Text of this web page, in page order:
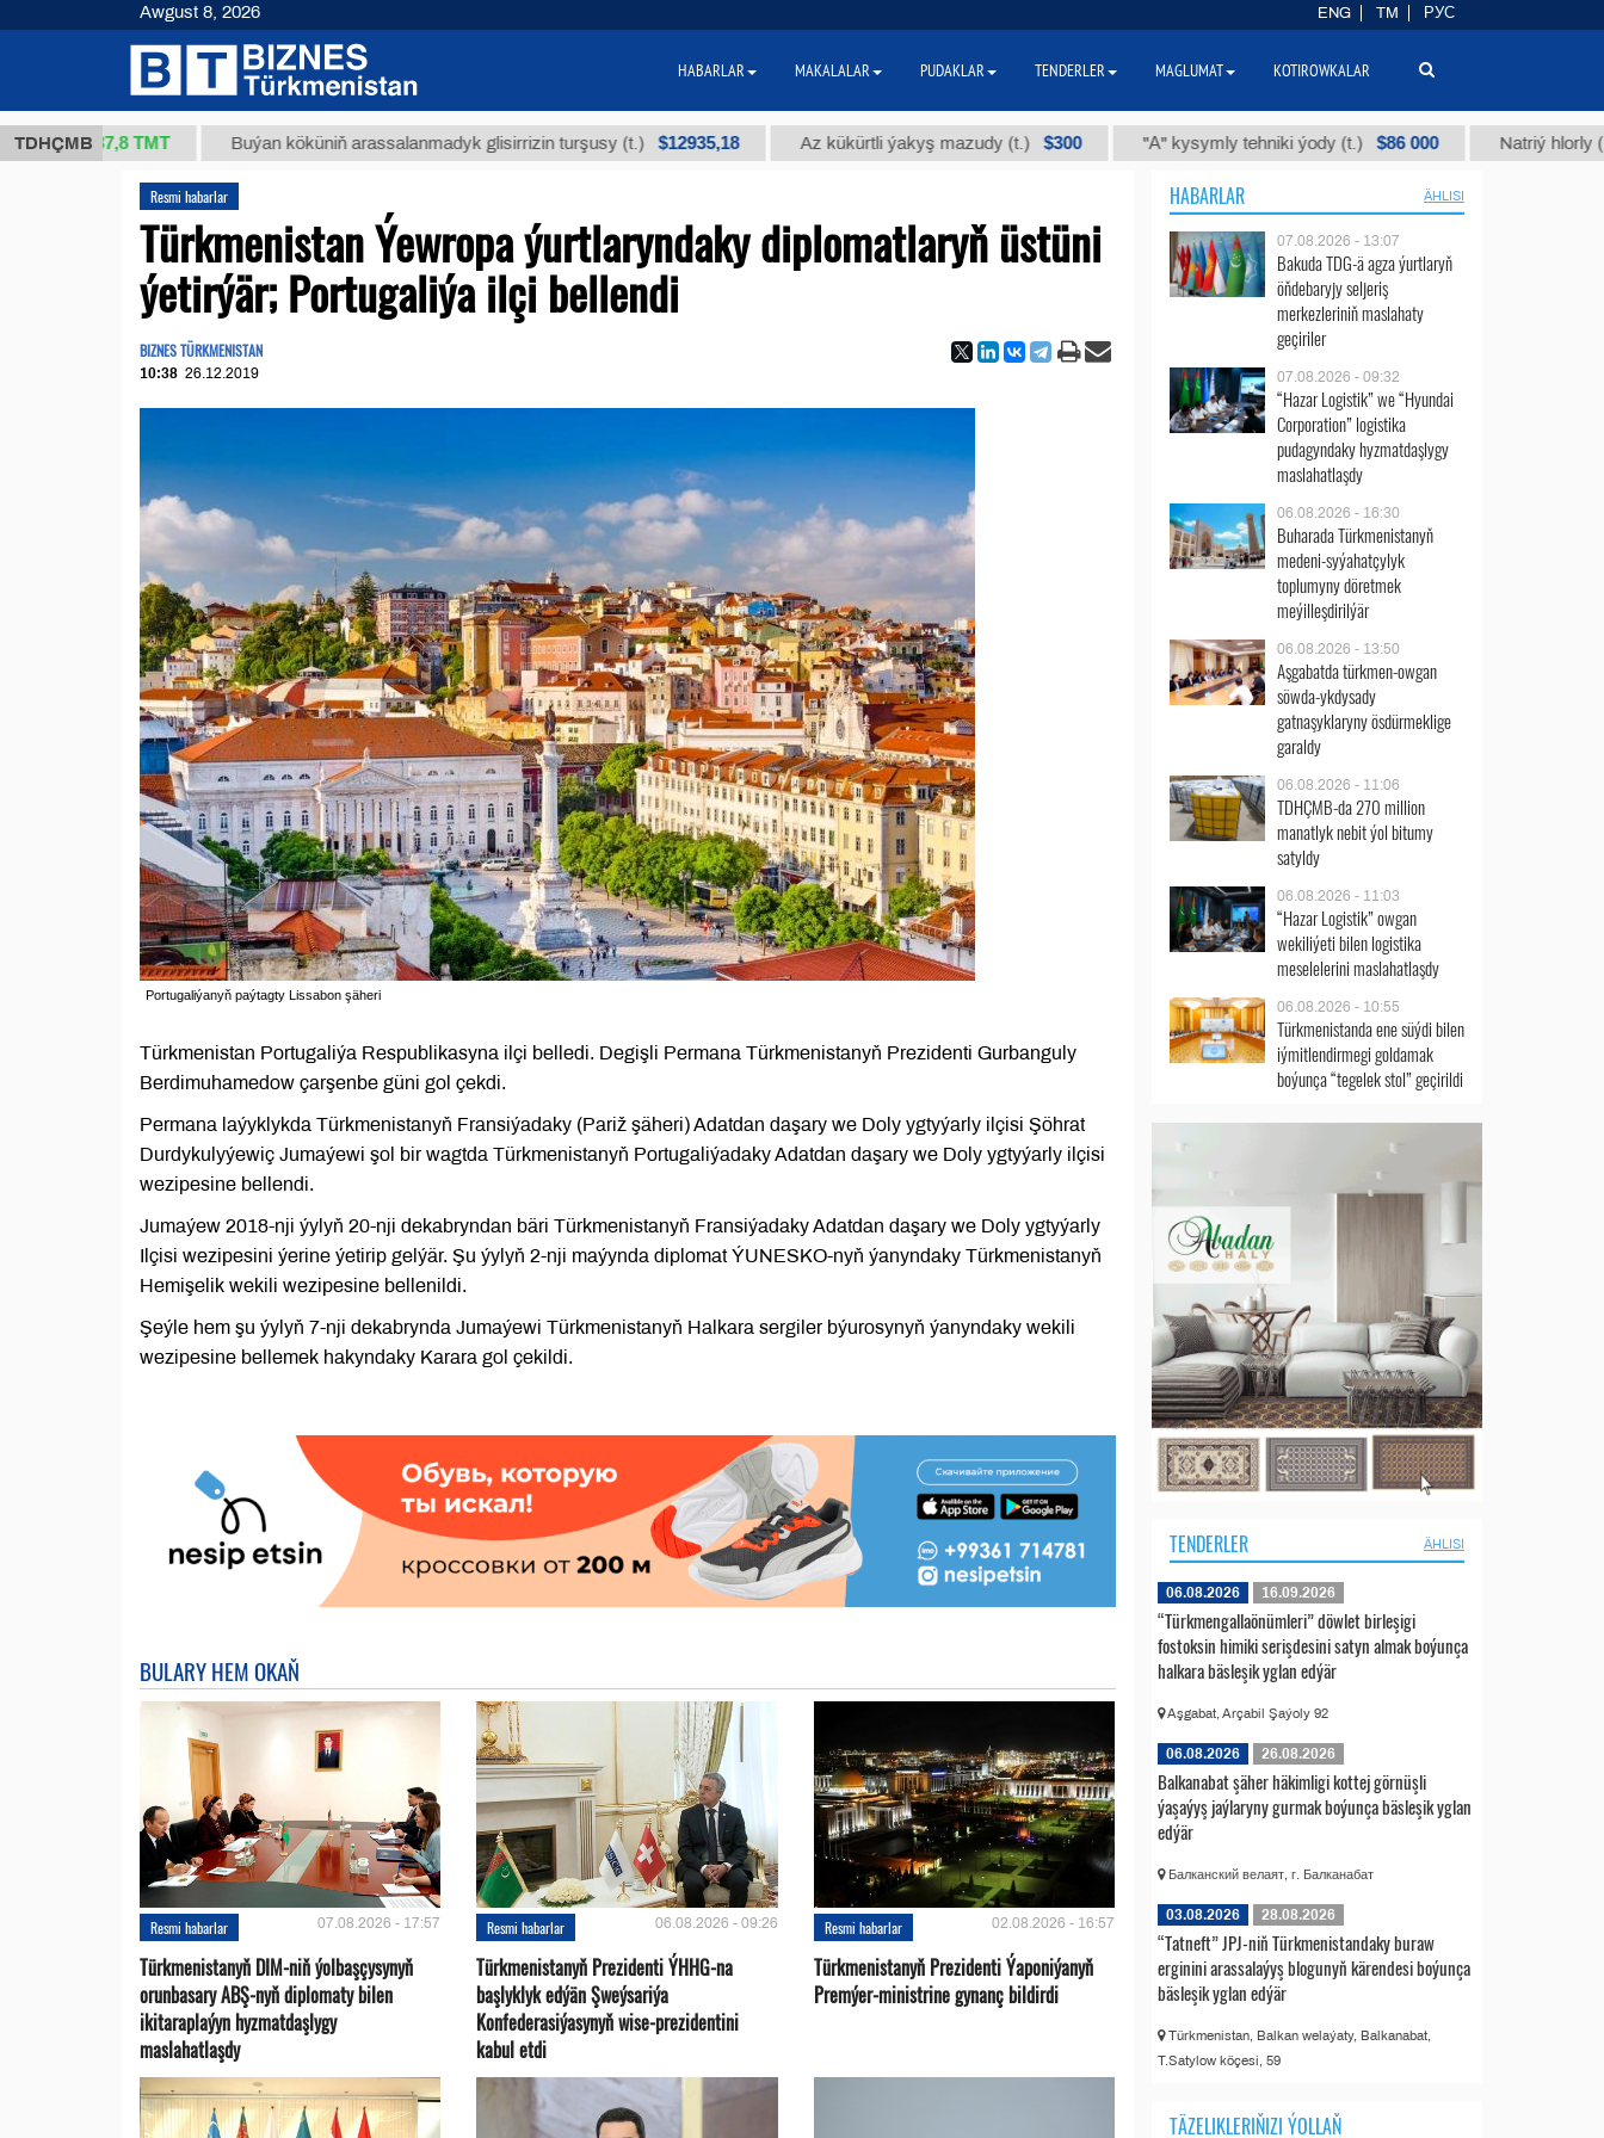
TDHÇMB
37,8 ТМТ Buýan köküniň arassalanmadyk glisirrizin turşusy (t.) $12935,18 Az kükürtli ýakyş mazudy (t.) $300 "А" kysymly tehniki ýody (t.) $86 000 Natriý hlorly (nahar
Resmi habarlar
Türkmenistan Ýewropa ýurtlaryndaky diplomatlaryň üstüni
ýetirýär; Portugaliýa ilçi bellendi
BIZNES TÜRKMENISTAN
10:38 26.12.2019
Portugaliýanyň paýtagty Lissabon şäheri
Türkmenistan Portugaliýa Respublikasyna ilçi belledi. Degişli Permana Türkmenistanyň Prezidenti Gurbanguly
Berdimuhamedow çarşenbe güni gol çekdi.
Permana laýyklykda Türkmenistanyň Fransiýadaky (Pariž şäheri) Adatdan daşary we Doly ygtyýarly ilçisi Şöhrat
Durdykulyýewiç Jumaýewi şol bir wagtda Türkmenistanyň Portugaliýadaky Adatdan daşary we Doly ygtyýarly ilçisi
wezipesine bellendi.
Jumaýew 2018-nji ýylyň 20-nji dekabryndan bäri Türkmenistanyň Fransiýadaky Adatdan daşary we Doly ygtyýarly
Ilçisi wezipesini ýerine ýetirip gelýär. Şu ýylyň 2-nji maýynda diplomat ÝUNESKO-nyň ýanyndaky Türkmenistanyň
Hemişelik wekili wezipesine bellenildi.
Şeýle hem şu ýylyň 7-nji dekabrynda Jumaýewi Türkmenistanyň Halkara sergiler býurosynyň ýanyndaky wekili
wezipesine bellemek hakyndaky Karara gol çekildi.
BULARY HEM OKAŇ
Resmi habarlar 07.08.2026 - 17:57
Türkmenistanyň DIM-niň ýolbaşçysynyň
orunbasary ABŞ-nyň diplomaty bilen
ikitaraplaýyn hyzmatdaşlygy
maslahatlaşdy
Resmi habarlar 06.08.2026 - 09:26
Türkmenistanyň Prezidenti ÝHHG-na
başlyklyk edýän Şweýsariýa
Konfederasiýasynyň wise-prezidentini
kabul etdi
Resmi habarlar 02.08.2026 - 16:57
Türkmenistanyň Prezidenti Ýaponiýanyň
Premýer-ministrine gynanç bildirdi
HABARLAR ÄHLISI
07.08.2026 - 13:07
Bakuda TDG-ä agza ýurtlaryň
öňdebaryjy seljeriş
merkezleriniň maslahaty
geçiriler
07.08.2026 - 09:32
“Hazar Logistik” we “Hyundai
Corporation” logistika
pudagyndaky hyzmatdaşlygy
maslahatlaşdy
06.08.2026 - 16:30
Buharada Türkmenistanyň
medeni-syýahatçylyk
toplumyny döretmek
meýilleşdirilýär
06.08.2026 - 13:50
Aşgabatda türkmen-owgan
söwda-ykdysady
gatnaşyklaryny ösdürmeklige
garaldy
06.08.2026 - 11:06
TDHÇMB-da 270 million
manatlyk nebit ýol bitumy
satyldy
06.08.2026 - 11:03
“Hazar Logistik” owgan
wekiliýeti bilen logistika
meselelerini maslahatlaşdy
06.08.2026 - 10:55
Türkmenistanda ene süýdi bilen
iýmitlendirmegi goldamak
boýunça “tegelek stol” geçirildi
TENDERLER ÄHLISI
06.08.2026 16.09.2026
“Türkmengallaönümleri” döwlet birleşigi
fostoksin himiki serişdesini satyn almak boýunça
halkara bäsleşik yglan edýär
Aşgabat, Arçabil Şaýoly 92
06.08.2026 26.08.2026
Balkanabat şäher häkimligi kottej görnüşli
ýaşaýyş jaýlaryny gurmak boýunça bäsleşik yglan
edýär
Балканский велаят, г. Балканабат
03.08.2026 28.08.2026
“Tatneft” JPJ-niň Türkmenistandaky buraw
erginini arassalaýyş blogunyň kärendesi boýunça
bäsleşik yglan edýär
Türkmenistan, Balkan welaýaty, Balkanabat,
T.Satylow köçesi, 59
TÄZELIKLERIŇIZI ÝOLLAŇ
Awgust 8, 2026 ENG TM РУС
HABARLAR MAKALALAR PUDAKLAR TENDERLER MAGLUMAT KOTIROWKALAR